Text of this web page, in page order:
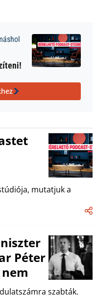
mutatjuk a
Péter
szabták.